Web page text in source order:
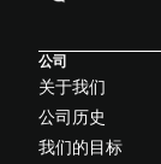
公司
关于我们
公司历史
我们的目标